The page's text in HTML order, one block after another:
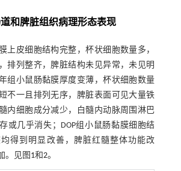
和脾脏组织病理形态表现
上皮细胞结构完整，杯状细胞数量多，
排列整齐，脾脏结构未见异常，未见明
组小鼠肠黏膜厚度变薄，杯状细胞数量
不一且排列无序，脾脏表面可见大量铁
内细胞成分减少，白髓内动脉周围淋巴
或几乎消失；DOP组小鼠肠黏膜细胞结
得到明显改善，脾脏红髓整体功能改
。见图1和2。